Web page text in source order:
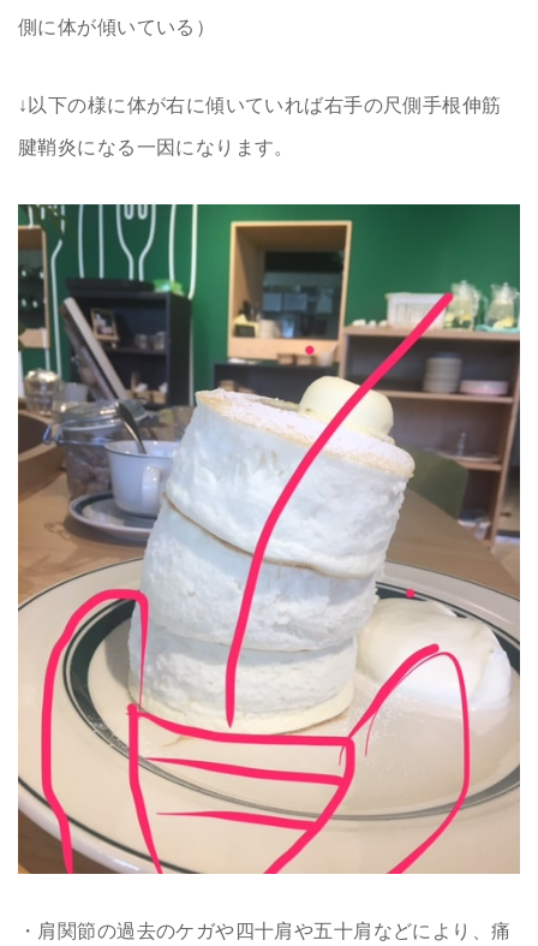
側に体が傾いている）
↓以下の様に体が右に傾いていれば右手の尺側手根伸筋
腱鞘炎になる一因になります。
・肩関節の過去のケガや四十肩や五十肩などにより、痛